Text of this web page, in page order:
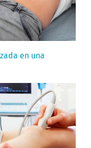
en una